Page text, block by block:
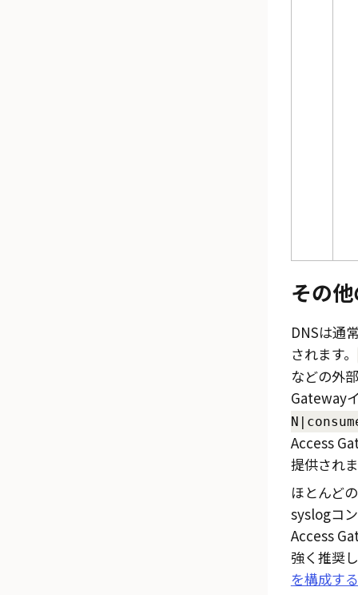
その
DNSは通
されます。
などの外
Gateway
Access
提供され
ほとんど
syslogコ
Access
強く推奨
を構成する